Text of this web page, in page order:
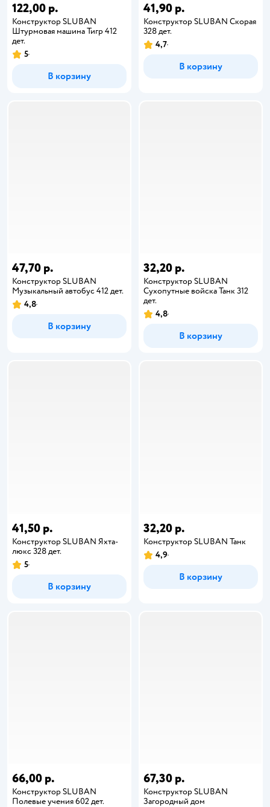
122,00 р.
Конструктор SLUBAN
Штурмовая машина Тигр 412
дет.
5
В корзину
41,90 р.
Конструктор SLUBAN Скорая
328 дет.
4,7
В корзину
47,70 р.
Конструктор SLUBAN
Музыкальный автобус 412 дет.
4,8
В корзину
32,20 р.
Конструктор SLUBAN
Сухопутные войска Танк 312
дет.
4,8
В корзину
41,50 р.
Конструктор SLUBAN Яхта-
люкс 328 дет.
5
В корзину
32,20 р.
Конструктор SLUBAN Танк
4,9
В корзину
66,00 р.
Конструктор SLUBAN
Полевые учения 602 дет.
67,30 р.
Конструктор SLUBAN
Загородный дом